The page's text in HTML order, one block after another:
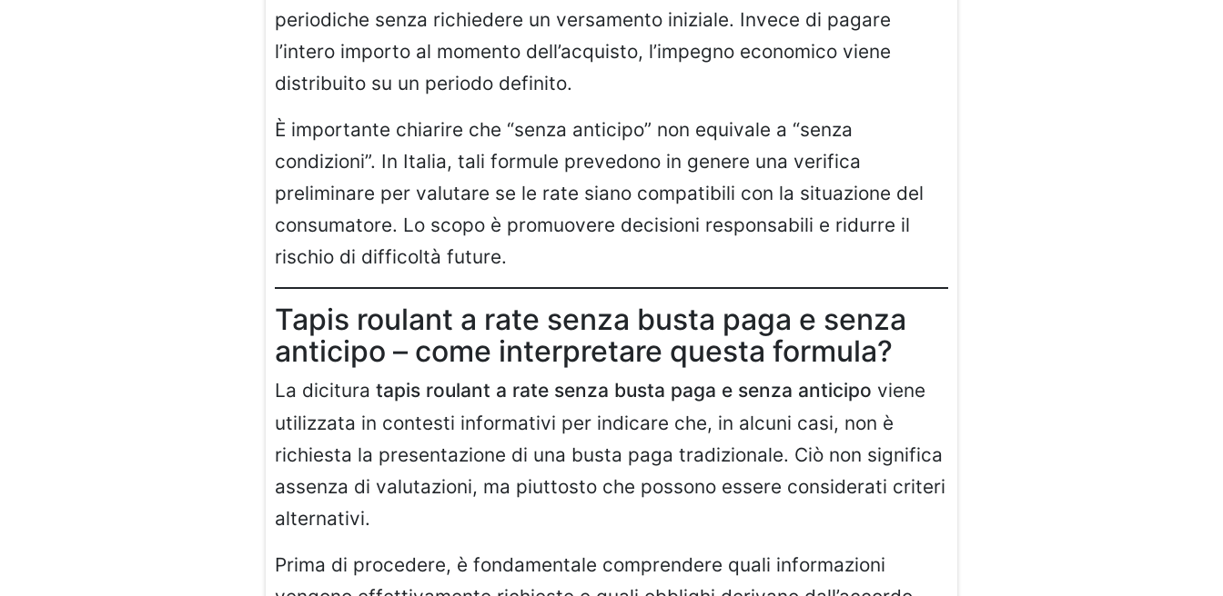
periodiche senza richiedere un versamento iniziale. Invece di pagare
l’intero importo al momento dell’acquisto, l’impegno economico viene
distribuito su un periodo definito.
È importante chiarire che “senza anticipo” non equivale a “senza
condizioni”. In Italia, tali formule prevedono in genere una verifica
preliminare per valutare se le rate siano compatibili con la situazione del
consumatore. Lo scopo è promuovere decisioni responsabili e ridurre il
rischio di difficoltà future.
Tapis roulant a rate senza busta paga e senza
anticipo – come interpretare questa formula?
La dicitura tapis roulant a rate senza busta paga e senza anticipo viene
utilizzata in contesti informativi per indicare che, in alcuni casi, non è
richiesta la presentazione di una busta paga tradizionale. Ciò non significa
assenza di valutazioni, ma piuttosto che possono essere considerati criteri
alternativi.
Prima di procedere, è fondamentale comprendere quali informazioni